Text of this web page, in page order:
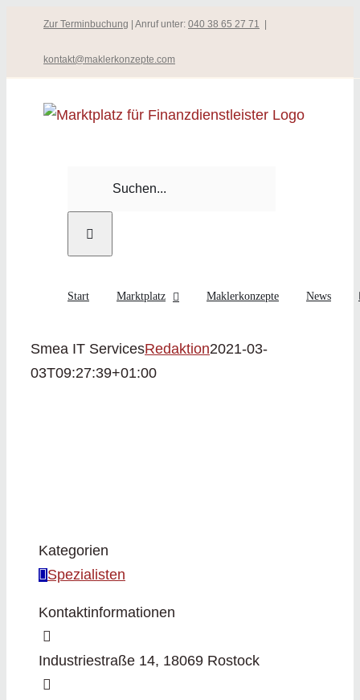
springen
Zur Terminbuchung | Anruf unter: 040 38 65 27 71
kontakt@maklerkonzepte.com
Start Marktplatz Maklerkonzepte News
Smea IT ServicesRedaktion2021-03-
03T09:27:39+01:00
Kategorien
Spezialisten
Kontaktinformationen
Industriestraße 14, 18069 Rostock